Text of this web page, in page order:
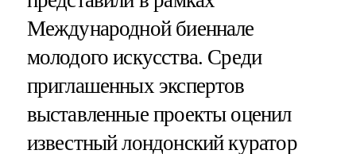
Международной биеннале
молодого искусства. Среди
приглашенных экспертов
выставленные проекты оценил
известный лондонский куратор